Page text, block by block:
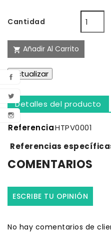
Cantidad
 Añadir Al Carrito
Detalles del producto
ReferenciaHTPV0001
Referencias
COMENTARIOS
ESCRIBE TU OPINIÓN
No hay comentarios de